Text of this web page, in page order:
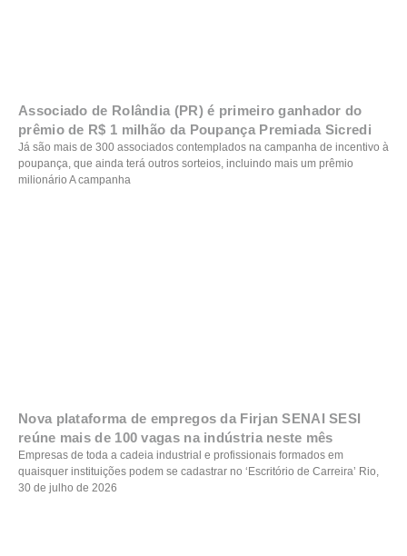
Associado de Rolândia (PR) é primeiro ganhador do
prêmio de R$ 1 milhão da Poupança Premiada Sicredi
Já são mais de 300 associados contemplados na campanha de incentivo à
poupança, que ainda terá outros sorteios, incluindo mais um prêmio
milionário A campanha
Nova plataforma de empregos da Firjan SENAI SESI
reúne mais de 100 vagas na indústria neste mês
Empresas de toda a cadeia industrial e profissionais formados em
quaisquer instituições podem se cadastrar no ‘Escritório de Carreira’ Rio,
30 de julho de 2026